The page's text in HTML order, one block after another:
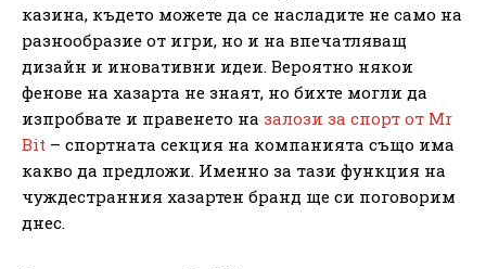
казина, където можете да се насладите не само на
разнообразие от игри, но и на впечатляващ
дизайн и иновативни идеи. Вероятно някои
фенове на хазарта не знаят, но бихте могли да
изпробвате и правенето на залози за спорт от Mr
Bit – спортната секция на компанията също има
какво да предложи. Именно за тази функция на
чуждестранния хазартен бранд ще си поговорим
днес.